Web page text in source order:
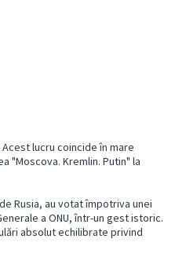
lucru coincide în mare
"Moscova. Kremlin. Putin" la
Rusia, au votat împotriva unei
a ONU, într-un gest istoric.
absolut echilibrate privind